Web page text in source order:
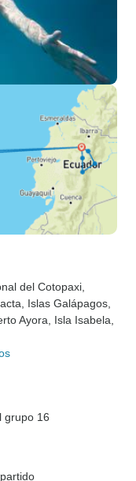
del Cotopaxi
, Islas Galápagos
Ayora , Isla Isabela
grupo 16